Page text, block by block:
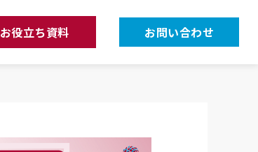
お役立ち資料 お問い合わせ